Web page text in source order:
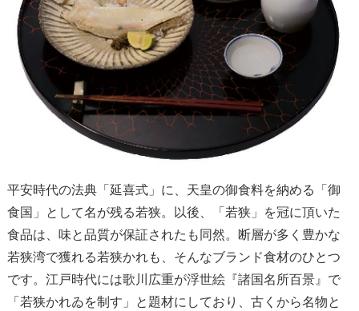
平安時代の法典「延喜式」に、天皇の御食料を納める「御
食国」として名が残る若狭。以後、「若狭」を冠に頂いた
食品は、味と品質が保証されたも同然。断層が多く豊かな
若狭湾で獲れる若狭かれも、そんなブランド食材のひとつ
です。江戸時代には歌川広重が浮世絵『諸国名所百景』で
「若狭かれゐを制す」と題材にしており、古くから名物と